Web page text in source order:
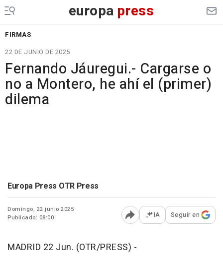
europa press
FIRMAS
22 DE JUNIO DE 2025
Fernando Jáuregui.- Cargarse o
no a Montero, he ahí el (primer)
dilema
Europa Press OTR Press
Domingo, 22 junio 2025
Publicado: 08:00
Abrir opciones para
IA Seguir en
MADRID 22 Jun. (OTR/PRESS) -